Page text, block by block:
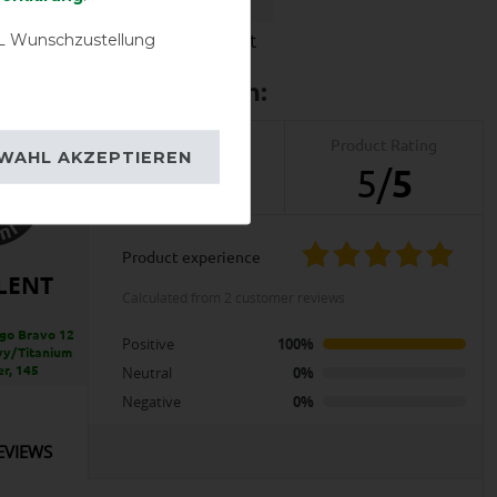
Wasserdichtigkeit
Bravo 12
Titanium
145
2 5/5
product experience
Positive
100%
Neutral
0%
Negative
0%
Wunschzustellung
AKZEPTIEREN